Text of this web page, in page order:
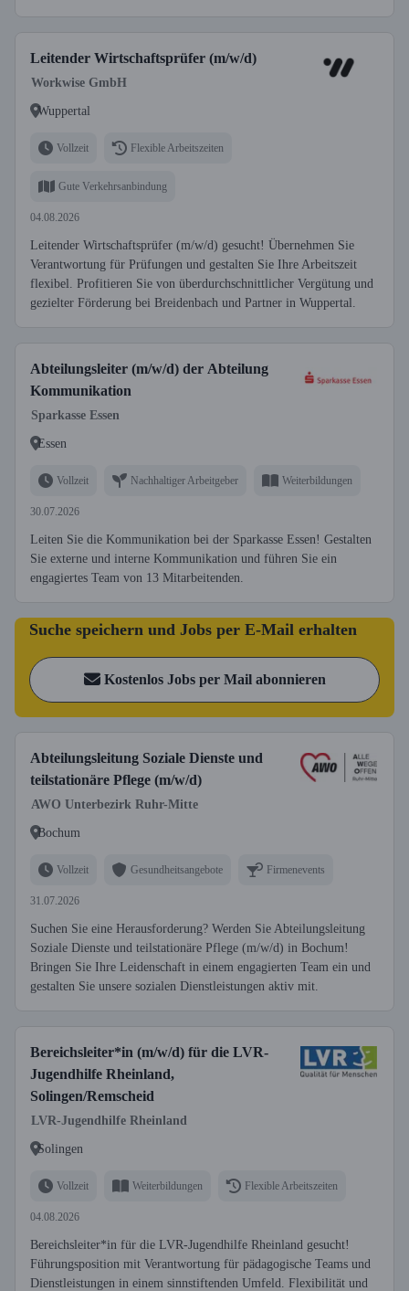
Leitender Wirtschaftsprüfer (m/w/d)
Workwise GmbH
Wuppertal
Vollzeit Flexible Arbeitszeiten
Gute Verkehrsanbindung
04.08.2026
Leitender Wirtschaftsprüfer (m/w/d) gesucht! Übernehmen Sie
Verantwortung für Prüfungen und gestalten Sie Ihre Arbeitszeit
flexibel. Profitieren Sie von überdurchschnittlicher Vergütung und
gezielter Förderung bei Breidenbach und Partner in Wuppertal.
Abteilungsleiter (m/w/d) der Abteilung
Kommunikation
Sparkasse Essen
Essen
Vollzeit Nachhaltiger Arbeitgeber Weiterbildungen
30.07.2026
Leiten Sie die Kommunikation bei der Sparkasse Essen! Gestalten
Sie externe und interne Kommunikation und führen Sie ein
engagiertes Team von 13 Mitarbeitenden.
Suche speichern und Jobs per E-Mail erhalten
Kostenlos Jobs per Mail abonnieren
Abteilungsleitung Soziale Dienste und
teilstationäre Pflege (m/w/d)
AWO Unterbezirk Ruhr-Mitte
Bochum
Vollzeit Gesundheitsangebote Firmenevents
31.07.2026
Suchen Sie eine Herausforderung? Werden Sie Abteilungsleitung
Soziale Dienste und teilstationäre Pflege (m/w/d) in Bochum!
Bringen Sie Ihre Leidenschaft in einem engagierten Team ein und
gestalten Sie unsere sozialen Dienstleistungen aktiv mit.
Bereichsleiter*in (m/w/d) für die LVR-
Jugendhilfe Rheinland,
Solingen/Remscheid
LVR-Jugendhilfe Rheinland
Solingen
Vollzeit Weiterbildungen Flexible Arbeitszeiten
04.08.2026
Bereichsleiter*in für die LVR-Jugendhilfe Rheinland gesucht!
Führungsposition mit Verantwortung für pädagogische Teams und
Dienstleistungen in einem sinnstiftenden Umfeld. Flexibilität und